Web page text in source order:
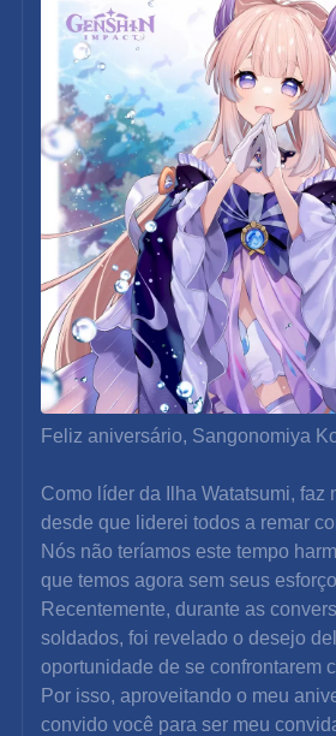
Feliz aniversário, Sangonomiya
Como líder da Ilha Watatsumi, faz
desde que liderei todos a remar
Nós não teríamos este tempo
que temos agora sem seus
Recentemente, durante as
soldados, foi revelado o desejo
oportunidade de se confrontarem
Por isso, aproveitando o meu
convido você para ser meu